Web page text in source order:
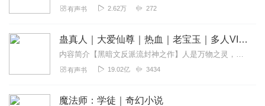
有声书 2.62万 272
蛊真人｜大爱仙尊｜热血｜老宝玉｜多人VIP免费有声剧
内容简介【黑暗文反派流封神之作】人是万物之灵，蛊是天地真精。一个穿越者不断重生的故事。一个养蛊、炼蛊、用蛊的奇特世界。配音组（男角色）老宝玉旁白...
有声书 19.02亿 3434
魔法师：学徒｜奇幻小说